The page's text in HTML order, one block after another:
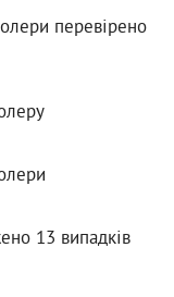
перевірено
13 випадків